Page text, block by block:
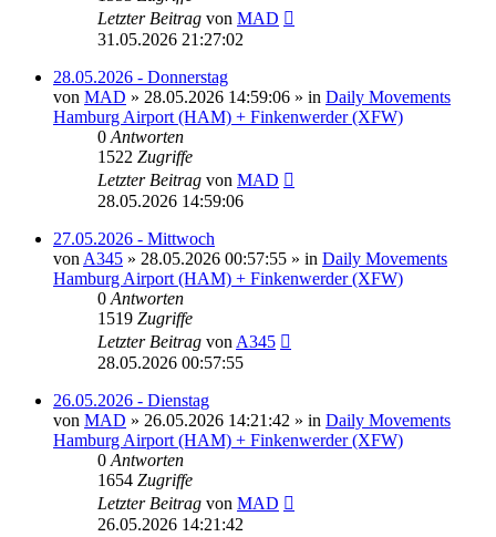
Letzter Beitrag von MAD
31.05.2026 21:27:02
28.05.2026 - Donnerstag
von MAD » 28.05.2026 14:59:06 » in Daily Movements
Hamburg Airport (HAM) + Finkenwerder (XFW)
0 Antworten
1522 Zugriffe
Letzter Beitrag von MAD
28.05.2026 14:59:06
27.05.2026 - Mittwoch
von A345 » 28.05.2026 00:57:55 » in Daily Movements
Hamburg Airport (HAM) + Finkenwerder (XFW)
0 Antworten
1519 Zugriffe
Letzter Beitrag von A345
28.05.2026 00:57:55
26.05.2026 - Dienstag
von MAD » 26.05.2026 14:21:42 » in Daily Movements
Hamburg Airport (HAM) + Finkenwerder (XFW)
0 Antworten
1654 Zugriffe
Letzter Beitrag von MAD
26.05.2026 14:21:42